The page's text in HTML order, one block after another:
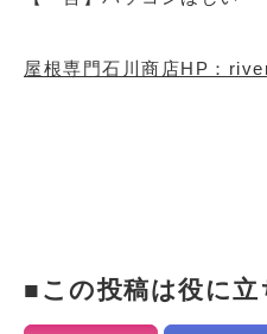
屋根専門石川商店HP：
この投稿は役に立